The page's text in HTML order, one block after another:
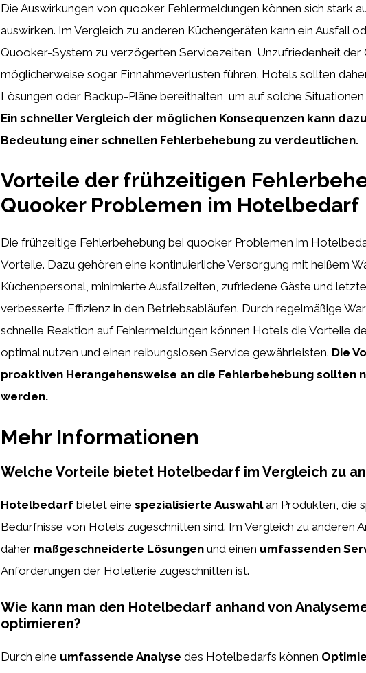
Die Auswirkungen von quooker Fehlermeldungen können sich stark
auswirken. Im Vergleich zu anderen Küchengeräten kann ein Ausfall
Quooker-System zu verzögerten Servicezeiten, Unzufriedenheit der
möglicherweise sogar Einnahmeverlusten führen. Hotels sollten
Lösungen oder Backup-Pläne bereithalten, um auf solche
Ein schneller Vergleich der möglichen Konsequenzen kann
Bedeutung einer schnellen Fehlerbehebung zu verdeutlichen.
Vorteile der frühzeitigen
Quooker Problemen im Hotelbedarf
Die frühzeitige Fehlerbehebung bei quooker Problemen im
Vorteile. Dazu gehören eine kontinuierliche Versorgung mit heißem
Küchenpersonal, minimierte Ausfallzeiten, zufriedene Gäste und
verbesserte Effizienz in den Betriebsabläufen. Durch regelmäßige
schnelle Reaktion auf Fehlermeldungen können Hotels die Vorteile
optimal nutzen und einen reibungslosen Service gewährleisten. Die
proaktiven Herangehensweise an die Fehlerbehebung sollten
werden.
Mehr Informationen
Welche Vorteile bietet Hotelbedarf im Vergleich zu
Hotelbedarf bietet eine spezialisierte Auswahlan Produkten, die
Bedürfnisse von Hotels zugeschnitten sind. Im Vergleich zu anderen
daher maßgeschneiderte Lösungen und einen umfassenden
Anforderungen der Hotellerie zugeschnitten ist.
Wie kann man den Hotelbedarf anhand von
optimieren?
Durch eine umfassende Analyse des Hotelbedarfs können